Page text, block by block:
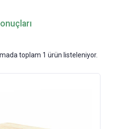
toplam 1 ürün listeleniyor.